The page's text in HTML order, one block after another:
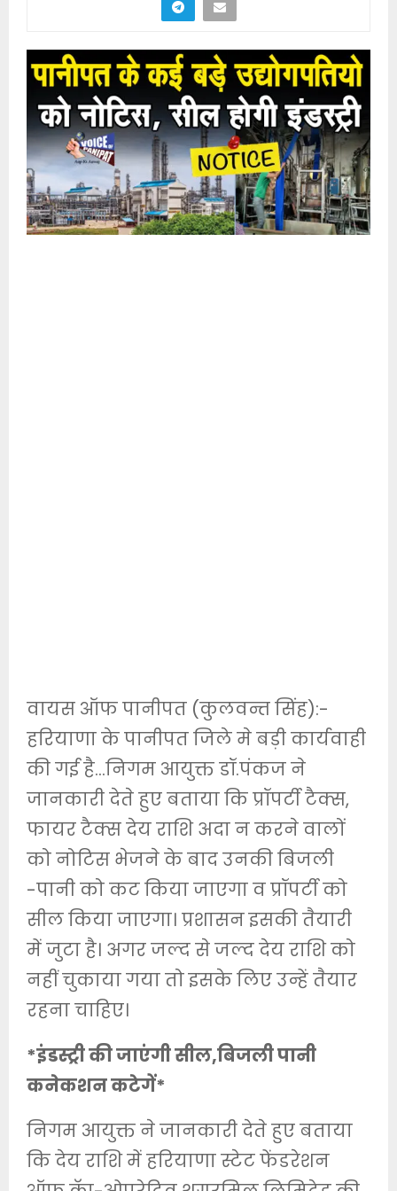
वायस ऑफ पानीपत (कुलवन्त सिंह):-
हरियाणा के पानीपत जिले मे बड़ी कार्यवाही
की गई है…निगम आयुक्त डॉ.पंकज ने
जानकारी देते हुए बताया कि प्रॉपर्टी टैक्स,
फायर टैक्स देय राशि अदा न करने वालों
को नोटिस भेजने के बाद उनकी बिजली
-पानी को कट किया जाएगा व प्रॉपर्टी को
सील किया जाएगा। प्रशासन इसकी तैयारी
में जुटा है। अगर जल्द से जल्द देय राशि को
नहीं चुकाया गया तो इसके लिए उन्हें तैयार
रहना चाहिए।
*इंडस्ट्री की जाएंगी सील,बिजली पानी
कनेकशन कटेगें*
निगम आयुक्त ने जानकारी देते हुए बताया
कि देय राशि में हरियाणा स्टेट फेंडरेशन